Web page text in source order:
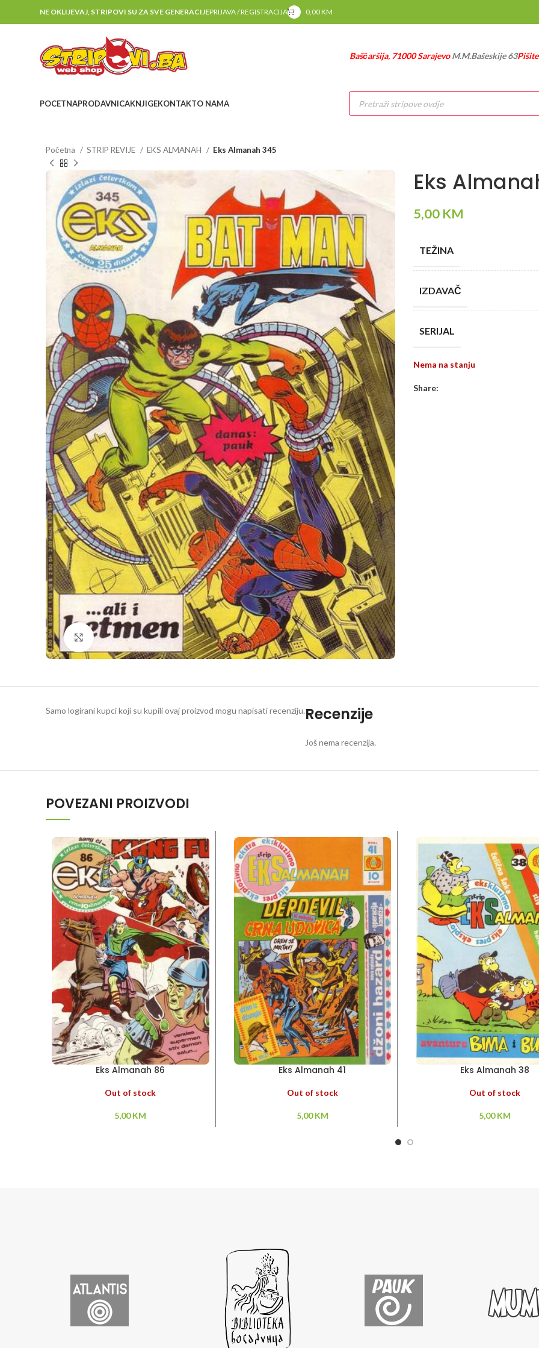
NE OKLIJEVAJ, STRIPOVI SU ZA SVE GENERACIJEPRIJAVA / REGISTRACIJA 0,00KM
Baščaršija, 71000 SarajevoM.M.Bašeskije 63
POCETNAPRODAVNICAKNJIGEKONTAKTO NAMA
Products
search
Početna STRIP REVIJE EKS ALMANAH Eks Almanah 345
Klikni da povečaš
Eks
5,00 KM
TEŽINA
IZDAVAČ
SERIJAL
Nema na stanju
Share:
Recenzije
Još nema recenzija.
Samo logirani kupci koji su kupili ovaj proizvod mogu napisati recenziju.
POVEZANI PROIZVODI
Eks Almanah 86
Out of stock
5,00KM
Eks Almanah 41
Out of stock
5,00KM
Eks Almanah 38
Out of stock
5,00KM